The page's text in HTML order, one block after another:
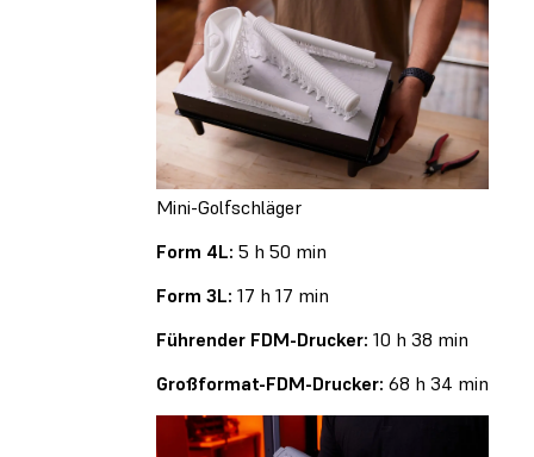
Mini-Golfschläger
Form 4L: 5 h 50 min
Form 3L: 17 h 17 min
Führender FDM-Drucker: 10 h 38 min
Großformat-FDM-Drucker: 68 h 34 min